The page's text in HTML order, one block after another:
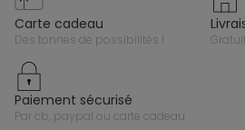
carte cadeau
des tonnes de possibilités !
paiement sécurisé
par cb, paypal ou carte cadeau